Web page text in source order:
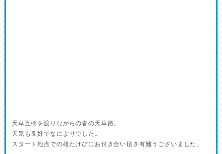
天草五橋を渡りながらの春の天草路。
天気も良好でなによりでした。
スタート地点での雄たけびにお付き合い頂き有難うございました。